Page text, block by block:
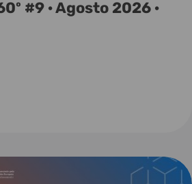
#9 · Agosto 2026 ·